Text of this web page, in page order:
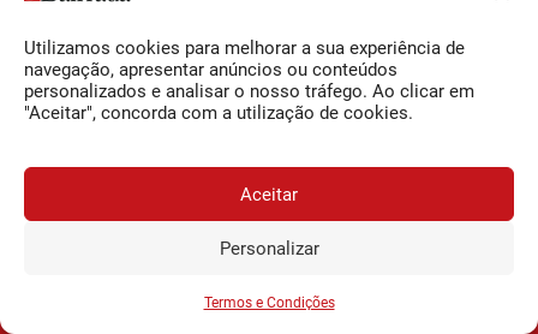
Utilizamos cookies para melhorar a sua experiência de
navegação, apresentar anúncios ou conteúdos
personalizados e analisar o nosso tráfego. Ao clicar em
"Aceitar", concorda com a utilização de cookies.
Aceitar
Personalizar
Termos e Condições
0,34€/semana
Siga-nos
Facebook
O Jornal da Bairrada
Contactos
Termos e Condições
© 2026 Jornal da Bairrada